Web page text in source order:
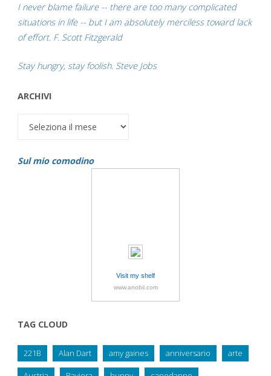
I never blame failure -- there are too many complicated
situations in life -- but I am absolutely merciless toward lack
of effort. F. Scott Fitzgerald
Stay hungry, stay foolish. Steve Jobs
ARCHIVI
Archivi
Sul mio comodino
Visit my shelf
www.anobii.com
TAG CLOUD
221B Alan Dart amy gaines anniversario arte